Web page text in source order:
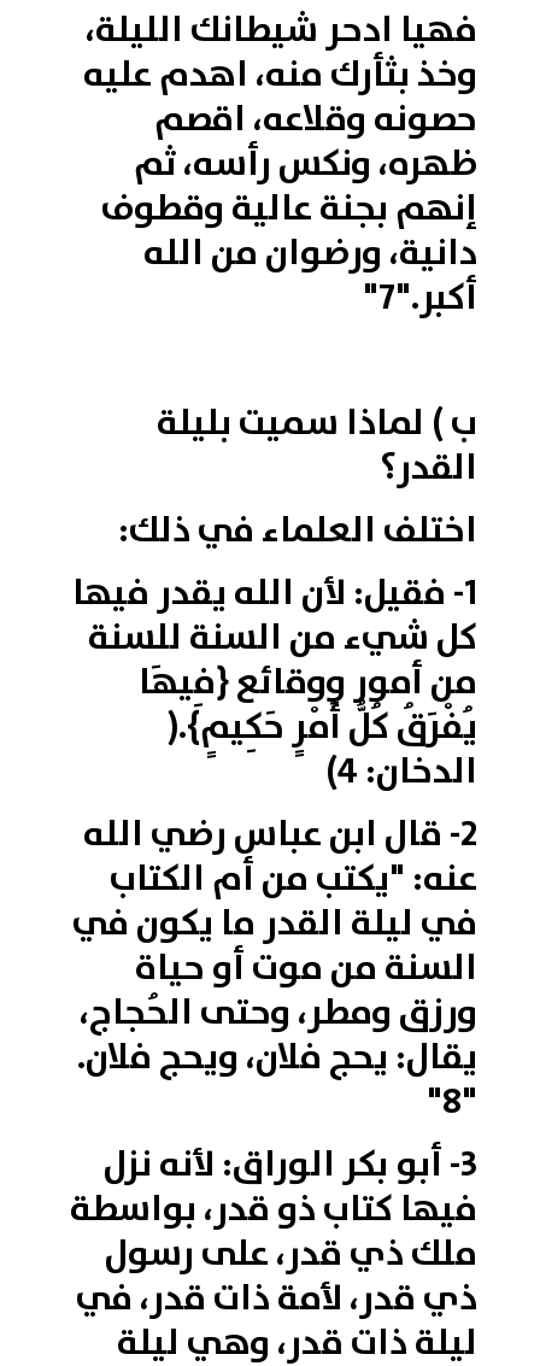
فهيا ادحر شيطانك الليلة،
وخذ بثأرك منه، اهدم عليه
حصونه وقلاعه، اقصم
ظهره، ونكس رأسه، ثم
إنهم بجنة عالية وقطوف
دانية، ورضوان من الله
أكبر."7"
ب ) لماذا سميت بليلة
القدر؟
اختلف العلماء في ذلك:
1- فقيل: لأن الله يقدر فيها
كل شيء من السنة للسنة
من أمور ووقائع {فِيهَا
يُفْرَقُ كُلُّ أَمْرٍ حَكِيمٍ}.(
الدخان: 4)
2- قال ابن عباس رضي الله
عنه: "يكتب من أم الكتاب
في ليلة القدر ما يكون في
السنة من موت أو حياة
ورزق ومطر، وحتى الحُجاج،
يقال: يحج فلان، ويحج فلان.
"8"
3- أبو بكر الوراق: لأنه نزل
فيها كتاب ذو قدر، بواسطة
ملك ذي قدر، على رسول
ذي قدر، لأمة ذات قدر، في
ليلة ذات قدر، وهي ليلة